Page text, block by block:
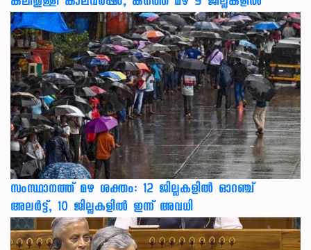
സംസ്ഥാനത്ത് മഴ ശക്തം: 12 ജില്ലകളിൽ ഓറഞ്ച്
അലർട്ട്, 10 ജില്ലകളിൽ ഇന്ന് അവധി